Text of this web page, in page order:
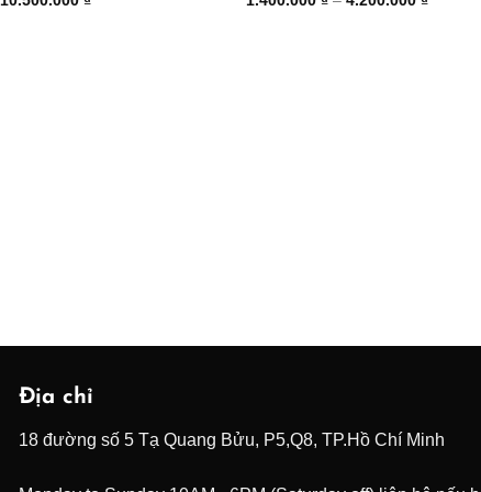
Địa chỉ
18 đường số 5 Tạ Quang Bửu, P5,Q8, TP.Hồ Chí Minh